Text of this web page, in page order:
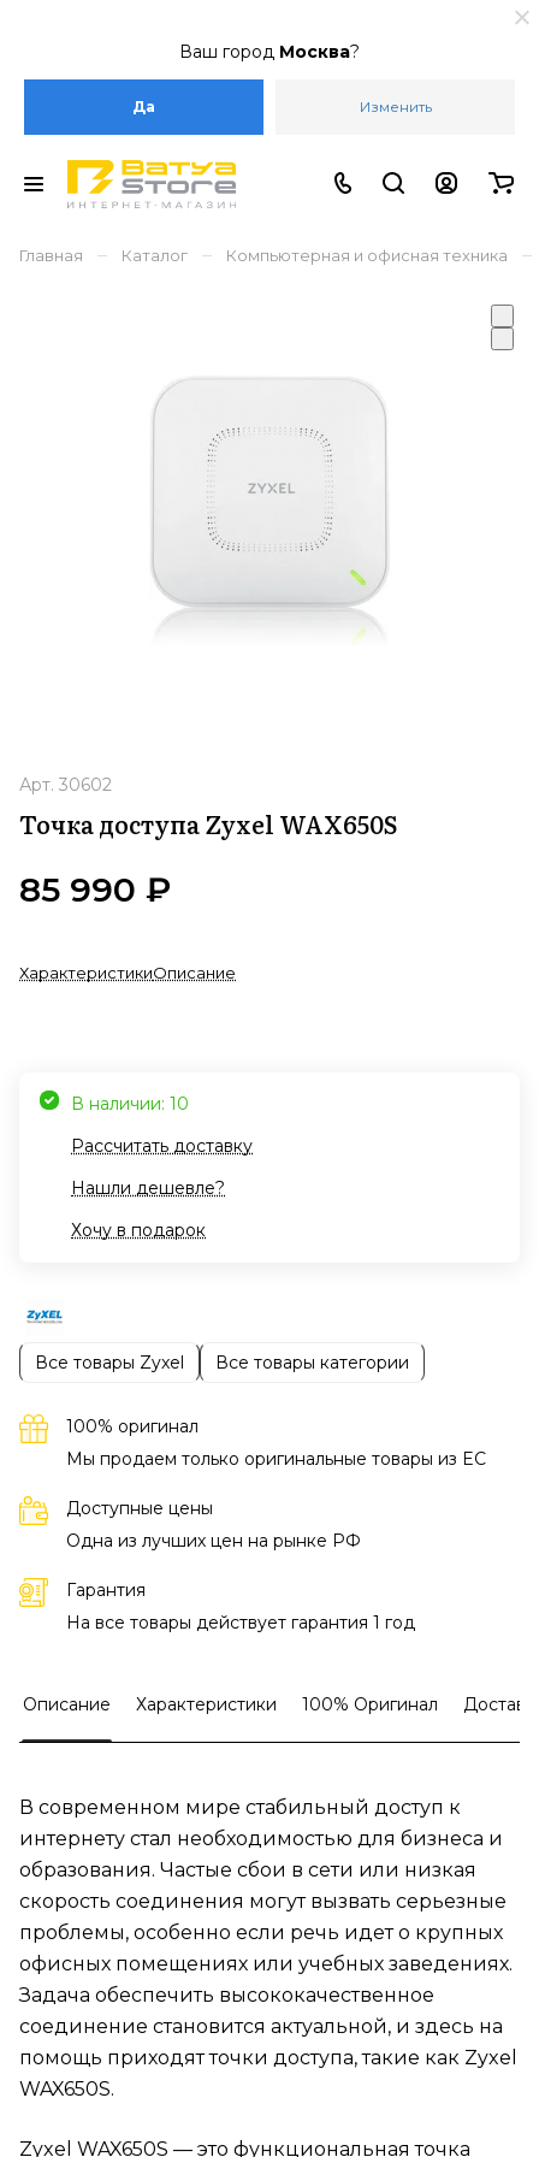
Ваш город Москва?
Да Изменить
Главная – Каталог – Компьютерная и офисная техника –
Арт. 30602
Точка доступа Zyxel WAX650S
85 990 ₽
ХарактеристикиОписание
В наличии: 10
Рассчитать доставку
Нашли дешевле?
Хочу в подарок
Все товары Zyxel Все товары категории
100% оригинал
Мы продаем только оригинальные товары из EC
Доступные цены
Одна из лучших цен на рынке РФ
Гарантия
На все товары действует гарантия 1 год
Описание Характеристики 100% Оригинал
В современном мире стабильный доступ к
интернету стал необходимостью для бизнеса и
образования. Частые сбои в сети или низкая
скорость соединения могут вызвать серьезные
проблемы, особенно если речь идет о крупных
офисных помещениях или учебных заведениях.
Задача обеспечить высококачественное
соединение становится актуальной, и здесь на
помощь приходят точки доступа, такие как Zyxel
WAX650S.
Zyxel WAX650S — это функциональная точка